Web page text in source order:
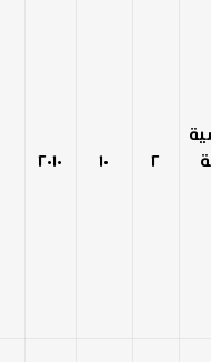
٢ ١٠ ٢٠١٠